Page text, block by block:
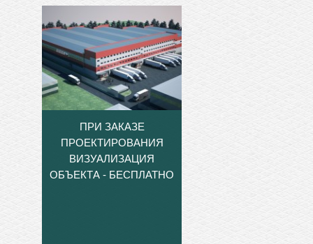
ПРИ ЗАКАЗЕ
ПРОЕКТИРОВАНИЯ
ВИЗУАЛИЗАЦИЯ
ОБЪЕКТА - БЕСПЛАТНО